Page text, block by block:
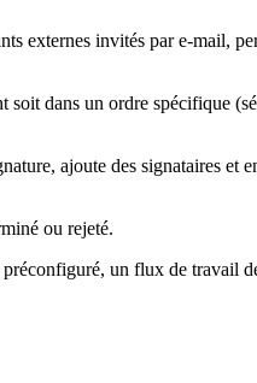
externes invités par e-mail,
soit dans un ordre spécifique
ajoute des signataires et
ou rejeté.
un flux de travail